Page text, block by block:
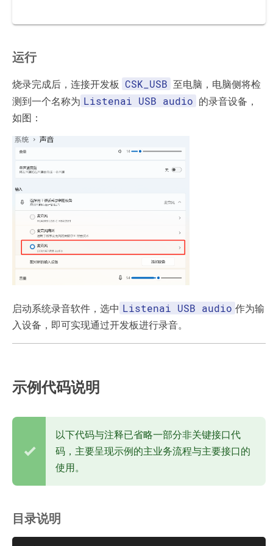
运行
烧录完成后，连接开发板 CSK_USB 至电脑，电脑侧将检
测到一个名称为 Listenai USB audio 的录音设备，
如图：
启动系统录音软件，选中 Listenai USB audio 作为输
入设备，即可实现通过开发板进行录音。
示例代码说明
以下代码与注释已省略一部分非关键接口代
码，主要呈现示例的主业务流程与主要接口的
使用。
目录说明